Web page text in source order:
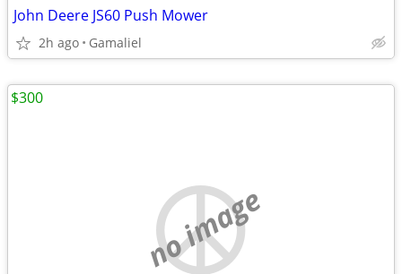
John Deere JS60 Push Mower
2h ago Gamaliel
no image
$300